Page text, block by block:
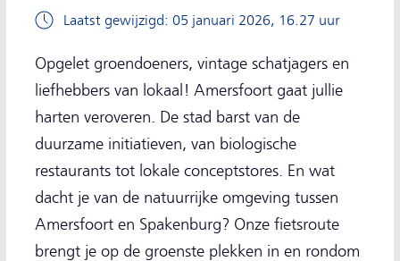
Laatst gewijzigd: 05 januari 2026, 16.27 uur
Opgelet groendoeners, vintage schatjagers en
liefhebbers van lokaal! Amersfoort gaat jullie
harten veroveren. De stad barst van de
duurzame initiatieven, van biologische
restaurants tot lokale conceptstores. En wat
dacht je van de natuurrijke omgeving tussen
Amersfoort en Spakenburg? Onze fietsroute
brengt je op de groenste plekken in en rondom